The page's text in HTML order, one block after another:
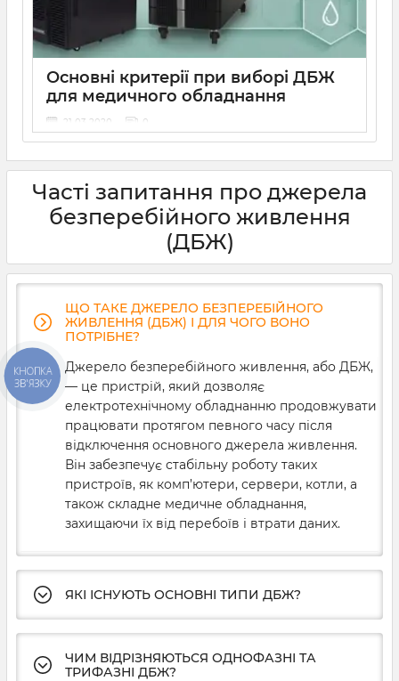
правильно розрахувати потужність ДБЖ і визначити
оптимальну місткість акумуляторної батареї.
Розбираємося, як це зробити та як уникнути
критичних помилок при виборі безперебійника.
Основні критерії при виборі ДБЖ
для медичного обладнання
21 03 2020 0
Медичне обладнання потребує подачі рівної напруги
без перебоїв. Від цього буде залежати довговічність
медичного обладнання вибирається ретельно та
згідно певних параметрів. На що варто звернути
першочерг
Часті запитання про джерела
безперебійного живлення
(ДБЖ)
ЩО ТАКЕ ДЖЕРЕЛО БЕЗПЕРЕБІЙНОГО
ЖИВЛЕННЯ (ДБЖ) І ДЛЯ ЧОГО ВОНО
ПОТРІБНЕ?
Джерело безперебійного живлення, або ДБЖ,
— це пристрій, який дозволяє
електротехнічному обладнанню продовжувати
працювати протягом певного часу після
відключення основного джерела живлення.
Він забезпечує стабільну роботу таких
пристроїв, як комп’ютери, сервери, котли, а
також складне медичне обладнання,
захищаючи їх від перебоїв і втрати даних.
ЯКІ ІСНУЮТЬ ОСНОВНІ ТИПИ ДБЖ?
ЧИМ ВІДРІЗНЯЮТЬСЯ ОДНОФАЗНІ ТА
ТРИФАЗНІ ДБЖ?
КНОПКА
ЗВ'ЯЗКУ